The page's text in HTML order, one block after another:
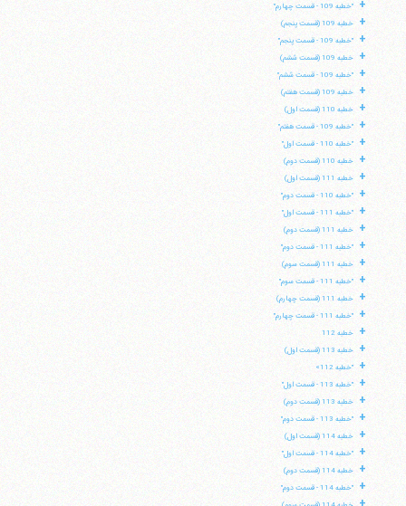
+ "خطبه 109 - قسمت چهارم"
+ خطبه 109 (قسمت پنجم)
+ "خطبه 109 - قسمت پنجم"
+ خطبه 109 (قسمت ششم)
+ "خطبه 109 - قسمت ششم"
+ خطبه 109 (قسمت هفتم)
+ خطبه 110 (قسمت اول)
+ "خطبه 109 - قسمت هفتم"
+ "خطبه 110 - قسمت اول"
+ خطبه 110 (قسمت دوم)
+ خطبه 111 (قسمت اول)
+ "خطبه 110 - قسمت دوم"
+ "خطبه 111 - قسمت اول"
+ خطبه 111 (قسمت دوم)
+ "خطبه 111 - قسمت دوم"
+ خطبه 111 (قسمت سوم)
+ "خطبه 111 - قسمت سوم"
+ خطبه 111 (قسمت چهارم)
+ "خطبه 111 - قسمت چهارم"
+ خطبه 112
+ خطبه 113 (قسمت اول)
+ "خطبه 112»
+ "خطبه 113 - قسمت اول"
+ خطبه 113 (قسمت دوم)
+ "خطبه 113 - قسمت دوم"
+ خطبه 114 (قسمت اول)
+ "خطبه 114 - قسمت اول"
+ خطبه 114 (قسمت دوم)
+ "خطبه 114 - قسمت دوم"